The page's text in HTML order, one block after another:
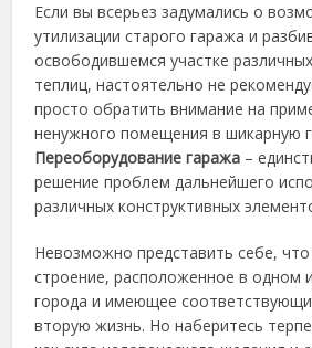
Если вы всерьез задумались о
утилизации старого гаража и
освободившемся участке
теплиц, настоятельно не
просто обратить внимание на
ненужного помещения в шикарную
Переоборудование гаража –
решение проблем дальнейшего
различных конструктивных
Невозможно представить себе,
строение, расположенное в одном
города и имеющее
вторую жизнь. Но наберитесь